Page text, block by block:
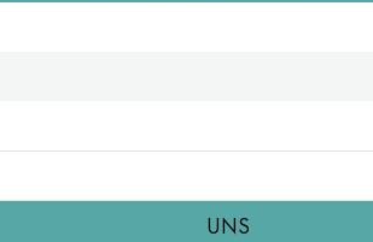
UNS